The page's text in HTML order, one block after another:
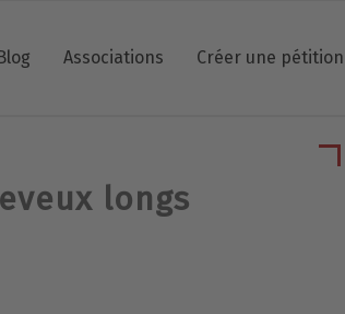
Associations Créer une pétition
longs